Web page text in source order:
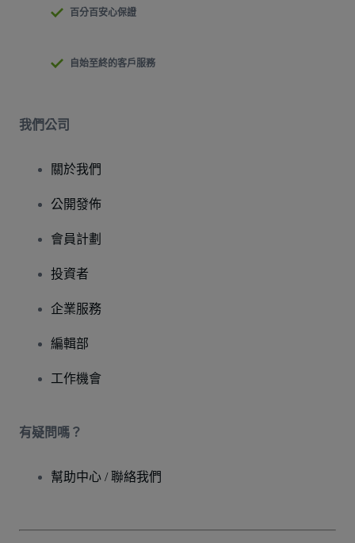
百分百安心保證
自始至終的客戶服務
我們公司
關於我們
公開發佈
會員計劃
投資者
企業服務
編輯部
工作機會
有疑問嗎？
幫助中心 / 聯絡我們